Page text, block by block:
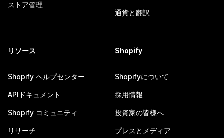
ストア管理
通貨と翻訳
リソース
Shopify ヘルプセンター
APIドキュメント
Shopify コミュニティ
リサーチ
Shopify
Shopifyについて
採用情報
投資家の皆様へ
プレスとメディア